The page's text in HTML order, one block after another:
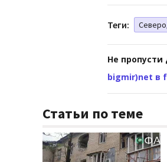
Теги:
Не
bigmir)net в
Статьи по теме